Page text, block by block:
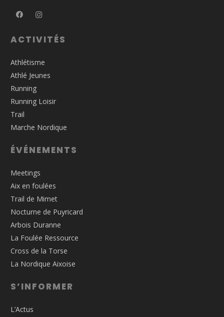
ACTIVITÉS
Athlétisme
Athlé Jeunes
Running
Running Loisir
Trail
Marche Nordique
ÉVÉNEMENTS
Meetings
Aix en foulées
Trail de Mimet
Nocturne de Puyricard
Arbois Duranne
La Foulée Ressource
Cross de la Torse
La Nordique Aixoise
S’INFORMER
L’Actus